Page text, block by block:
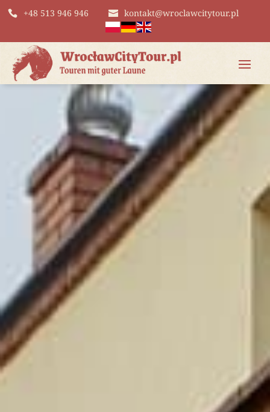
+48 513 946 946 kontakt@wroclawcitytour.pl